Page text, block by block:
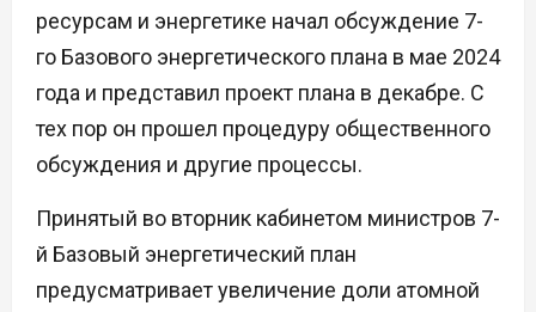
ресурсам и энергетике начал обсуждение 7-
го Базового энергетического плана в мае 2024
года и представил проект плана в декабре. С
тех пор он прошел процедуру общественного
обсуждения и другие процессы.
Принятый во вторник кабинетом министров 7-
й Базовый энергетический план
предусматривает увеличение доли атомной